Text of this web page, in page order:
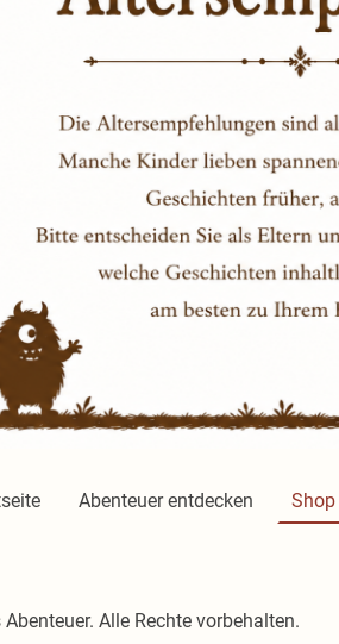
Abenteuer entdecken Shop
Alle Rechte vorbehalten.